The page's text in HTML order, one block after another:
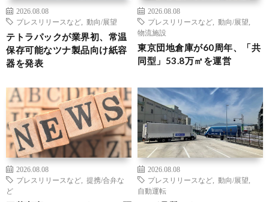
2026.08.08
プレスリリースなど
動向/展望
テトラパックが業界初、常温
保存可能なツナ製品向け紙容
器を発表
2026.08.08
プレスリリースなど
動向/展望
物流施設
東京団地倉庫が60周年、「共
同型」53.8万㎡を運営
2026.08.08
プレスリリースなど
提携/合弁な
ど
2026.08.08
プレスリリースなど
動向/展望
自動運転